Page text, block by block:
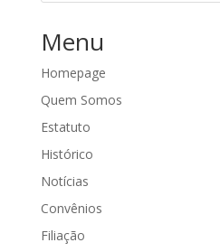
Menu
Homepage
Quem Somos
Estatuto
Histórico
Notícias
Convênios
Filiação